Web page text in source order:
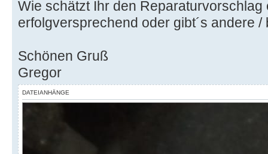
Wie schätzt Ihr den Reparaturvorschlag
erfolgversprechend oder gibt´s andere
Schönen Gruß
Gregor
DATEIANHÄNGE